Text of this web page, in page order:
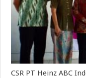
CSR PT Heinz ABC